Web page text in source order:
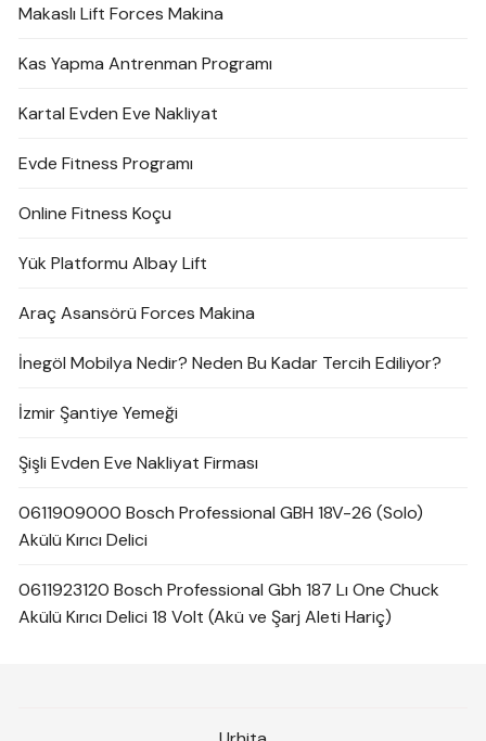
Makaslı Lift Forces Makina
Kas Yapma Antrenman Programı
Kartal Evden Eve Nakliyat
Evde Fitness Programı
Online Fitness Koçu
Yük Platformu Albay Lift
Araç Asansörü Forces Makina
İnegöl Mobilya Nedir? Neden Bu Kadar Tercih Ediliyor?
İzmir Şantiye Yemeği
Şişli Evden Eve Nakliyat Firması
0611909000 Bosch Professional GBH 18V-26 (Solo)
Akülü Kırıcı Delici
0611923120 Bosch Professional Gbh 187 Lı One Chuck
Akülü Kırıcı Delici 18 Volt (Akü ve Şarj Aleti Hariç)